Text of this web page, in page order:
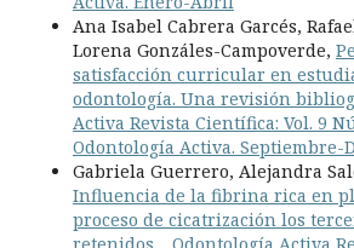
Ana Isabel Cabrera Garcés,
Lorena Gonzáles-Campoverde,
satisfacción curricular en
odontología. Una revisión
Activa Revista Científica: Vol. 9
Odontología Activa. Septiembre-
Gabriela Guerrero, Alejandra
Influencia de la fibrina rica en
proceso de cicatrización los
retenidos. , Odontología Activa